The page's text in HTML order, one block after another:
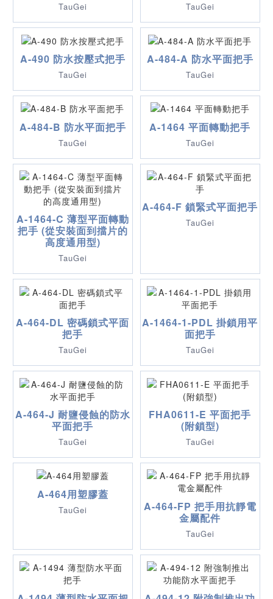
TauGei TauGei
A-490 防水按壓式把手
TauGei
A-484-A 防水平面把手
TauGei
A-484-B 防水平面把手
TauGei
A-1464 平面轉動把手
TauGei
A-1464-C 薄型平面轉動
把手 (從安裝面到擋片的
高度通用型)
TauGei
A-464-F 鎖緊式平面把手
TauGei
A-464-DL 密碼鎖式平面
把手
TauGei
A-1464-1-PDL 掛鎖用平
面把手
TauGei
A-464-J 耐鹽侵蝕的防水
平面把手
TauGei
FHA0611-E 平面把手
(附鎖型)
TauGei
A-464用塑膠蓋
TauGei
A-464-FP 把手用抗靜電
金屬配件
TauGei